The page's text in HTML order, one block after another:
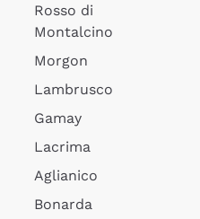
Rosso di
Montalcino
Morgon
Lambrusco
Gamay
Lacrima
Aglianico
Bonarda